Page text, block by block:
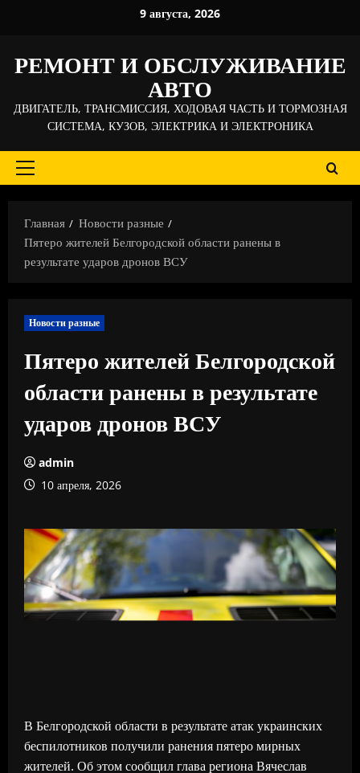
9 августа, 2026
РЕМОНТ И ОБСЛУЖИВАНИЕ
АВТО
ДВИГАТЕЛЬ, ТРАНСМИССИЯ, ХОДОВАЯ ЧАСТЬ И ТОРМОЗНАЯ
СИСТЕМА, КУЗОВ, ЭЛЕКТРИКА И ЭЛЕКТРОНИКА
Основное
Главная
Новости разные
Пятеро жителей Белгородской области ранены в
результате ударов дронов ВСУ
Новости разные
Пятеро жителей Белгородской
области ранены в результате
ударов дронов ВСУ
admin
10 апреля, 2026
В Белгородской области в результате атак украинских
беспилотников получили ранения пятеро мирных
жителей. Об этом сообщил глава региона Вячеслав